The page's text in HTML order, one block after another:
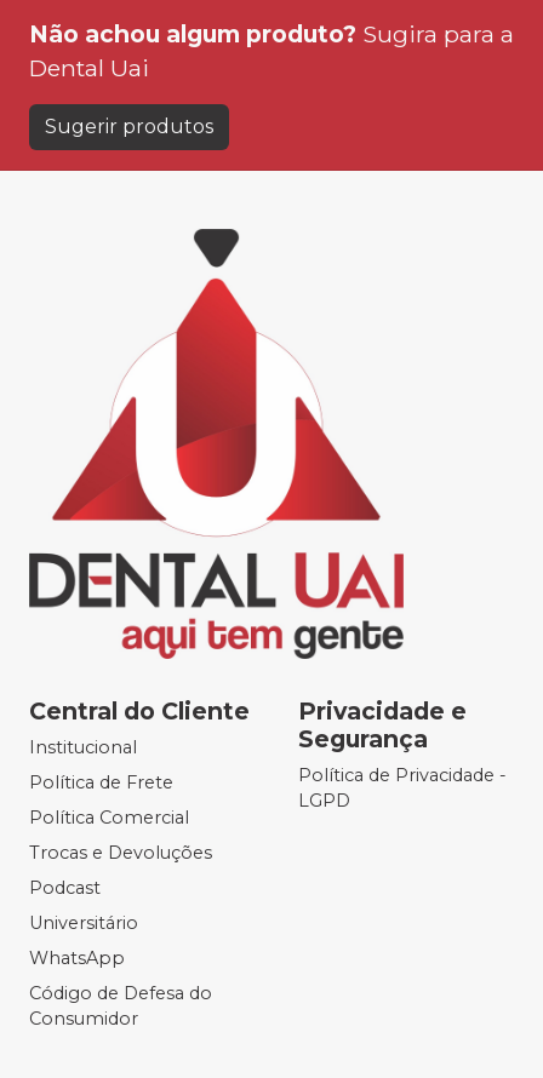
Não achou algum produto? Sugira para a
Dental Uai
Sugerir produtos
Central do Cliente
Institucional
Política de Frete
Política Comercial
Trocas e Devoluções
Podcast
Universitário
WhatsApp
Código de Defesa do
Consumidor
Privacidade e
Segurança
Política de Privacidade -
LGPD